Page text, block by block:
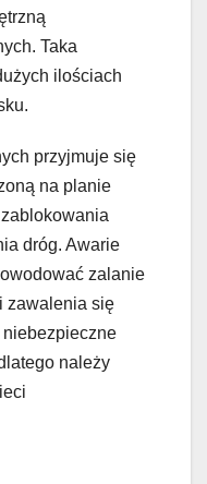
Taka
ilościach
przyjmuje się
na planie
dróg. Awarie
zalanie
zawalenia się
niebezpieczne
należy